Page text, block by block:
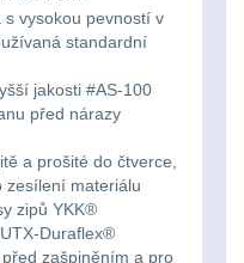
vysokou pevností v
standardní
jakosti #AS-100
před nárazy
a prošité do čtverce,
zesílení materiálu
zipů YKK®
Duraflex®
zašpiněním a pro